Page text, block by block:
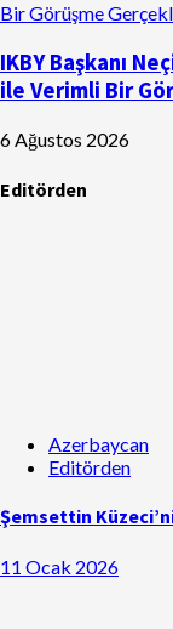
Bir Görüşme
IKBY Başkanı
ile Verimli Bir
6 Ağustos 2026
Editörden
Azerbaycan
Editörden
Şemsettin
11 Ocak 2026